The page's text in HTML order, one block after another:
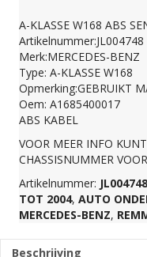
W168
ABS
SENSOR
A-KLASSE W168 ABS
Artikelnummer:JL004748
Merk:MERCEDES-BENZ
Type: A-KLASSE W168
Opmerking:GEBRUIKT
Oem: A1685400017
ABS KABEL
VOOR MEER INFO
CHASSISNUMMER
Artikelnummer: JL004748
TOT 2004, AUTO
MERCEDES-BENZ,
Beschrijving